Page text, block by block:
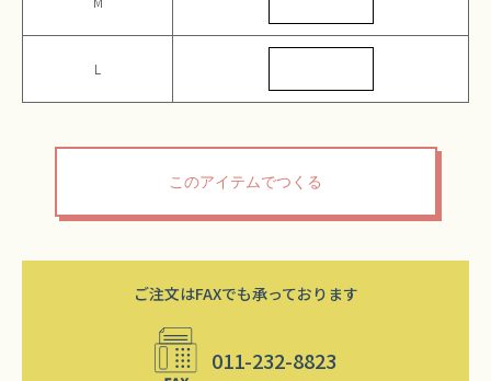
L
ご注文はFAXでも承っております
011-232-8823